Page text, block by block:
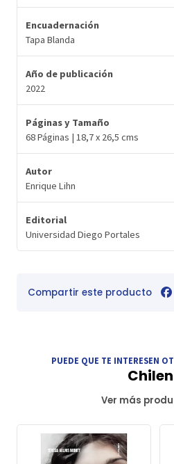
Encuadernación
Tapa Blanda
Año de publicación
2022
Páginas y Tamaño
68 Páginas | 18,7 x 26,5 cms
Autor
Enrique Lihn
Editorial
Universidad Diego Portales
Compartir este producto
PUEDE QUE TE INTERESEN
Ver más